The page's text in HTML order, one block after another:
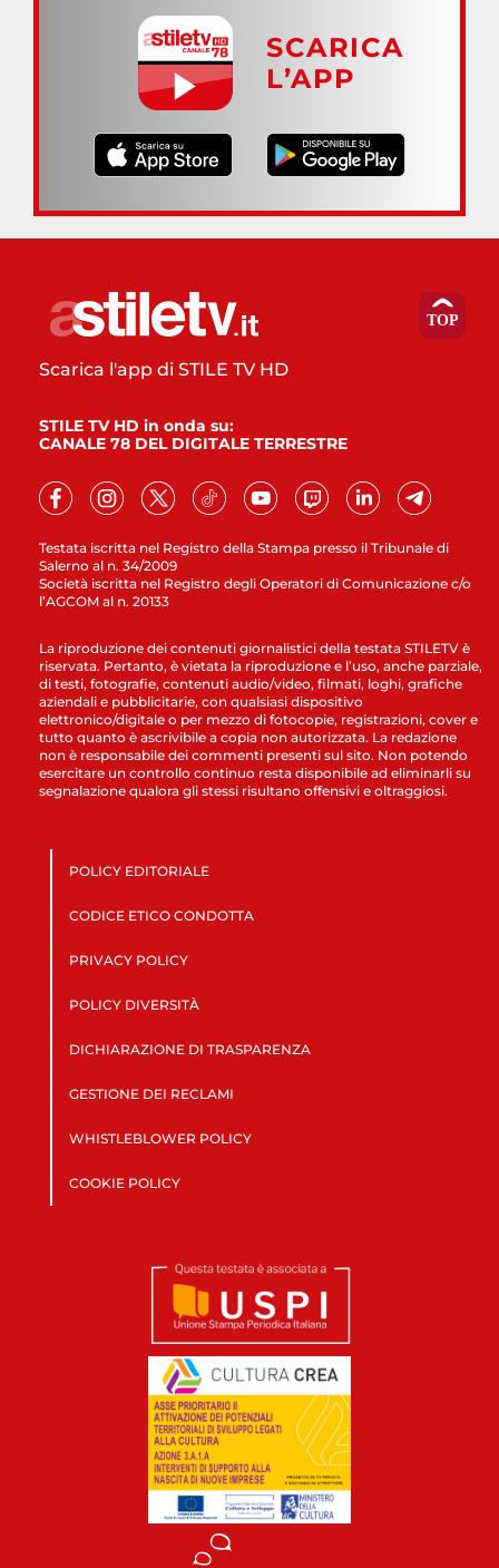
SCARICA
L’APP
Testata iscritta nel Registro della Stampa presso il Tribunale di
Salerno al n. 34/2009
Società iscritta nel Registro degli Operatori di Comunicazione c/o
l’AGCOM al n. 20133
Scarica l'app di STILE TV HD
STILE TV HD in onda su:
CANALE 78 DEL DIGITALE TERRESTRE
La riproduzione dei contenuti giornalistici della testata STILETV è
riservata. Pertanto, è vietata la riproduzione e l’uso, anche parziale,
di testi, fotografie, contenuti audio/video, filmati, loghi, grafiche
aziendali e pubblicitarie, con qualsiasi dispositivo
elettronico/digitale o per mezzo di fotocopie, registrazioni, cover e
tutto quanto è ascrivibile a copia non autorizzata. La redazione
non è responsabile dei commenti presenti sul sito. Non potendo
esercitare un controllo continuo resta disponibile ad eliminarli su
segnalazione qualora gli stessi risultano offensivi e oltraggiosi.
POLICY EDITORIALE
CODICE ETICO CONDOTTA
PRIVACY POLICY
POLICY DIVERSITÀ
DICHIARAZIONE DI TRASPARENZA
GESTIONE DEI RECLAMI
WHISTLEBLOWER POLICY
COOKIE POLICY